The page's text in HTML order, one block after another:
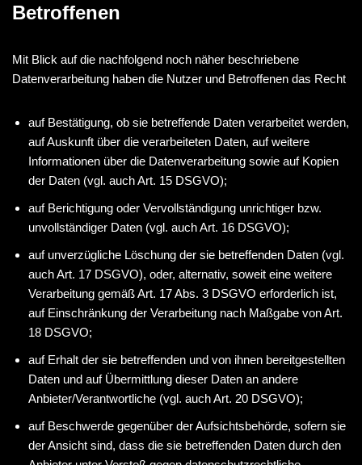
Betroffenen
Mit Blick auf die nachfolgend noch näher beschriebene
Datenverarbeitung haben die Nutzer und Betroffenen das Recht
auf Bestätigung, ob sie betreffende Daten verarbeitet werden,
auf Auskunft über die verarbeiteten Daten, auf weitere
Informationen über die Datenverarbeitung sowie auf Kopien
der Daten (vgl. auch Art. 15 DSGVO);
auf Berichtigung oder Vervollständigung unrichtiger bzw.
unvollständiger Daten (vgl. auch Art. 16 DSGVO);
auf unverzügliche Löschung der sie betreffenden Daten (vgl.
auch Art. 17 DSGVO), oder, alternativ, soweit eine weitere
Verarbeitung gemäß Art. 17 Abs. 3 DSGVO erforderlich ist,
auf Einschränkung der Verarbeitung nach Maßgabe von Art.
18 DSGVO;
auf Erhalt der sie betreffenden und von ihnen bereitgestellten
Daten und auf Übermittlung dieser Daten an andere
Anbieter/Verantwortliche (vgl. auch Art. 20 DSGVO);
auf Beschwerde gegenüber der Aufsichtsbehörde, sofern sie
der Ansicht sind, dass die sie betreffenden Daten durch den